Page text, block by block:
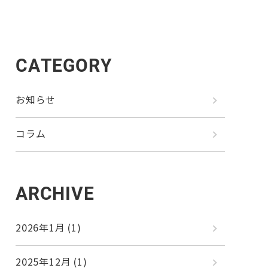
CATEGORY
お知らせ
コラム
ARCHIVE
2026年1月 (1)
2025年12月 (1)